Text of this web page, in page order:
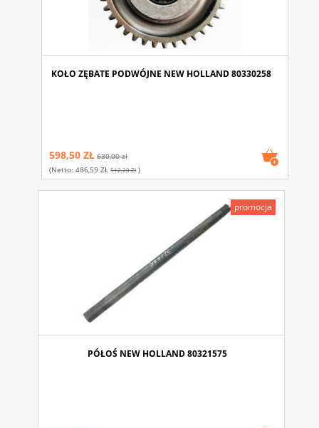
KOŁO ZĘBATE PODWÓJNE NEW HOLLAND 80330258
598,50 ZŁ 630,00 zł
(netto:486,59 ZŁ 512,20 Zł)
PÓŁOŚ NEW HOLLAND 80321575
promocja